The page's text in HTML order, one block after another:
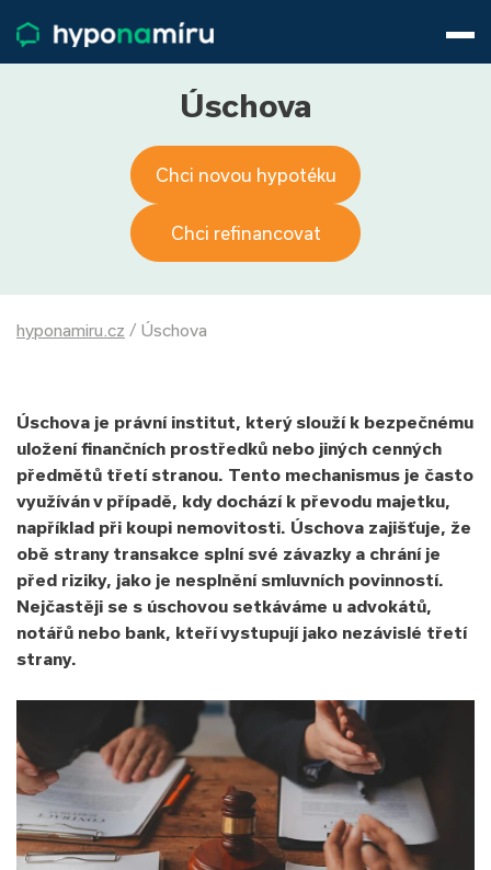
Životní pojištění
Pojištění nemovitosti
O nás
800 688 388
Přihlásit
Úschova
Chci novou hypotéku
Chci refinancovat
hyponamiru.cz / Úschova
Úschova je právní institut, který slouží k bezpečnému
uložení finančních prostředků nebo jiných cenných
předmětů třetí stranou. Tento mechanismus je často
využíván v případě, kdy dochází k převodu majetku,
například při koupi nemovitosti. Úschova zajišťuje, že
obě strany transakce splní své závazky a chrání je
před riziky, jako je nesplnění smluvních povinností.
Nejčastěji se s úschovou setkáváme u advokátů,
notářů nebo bank, kteří vystupují jako nezávislé třetí
strany.